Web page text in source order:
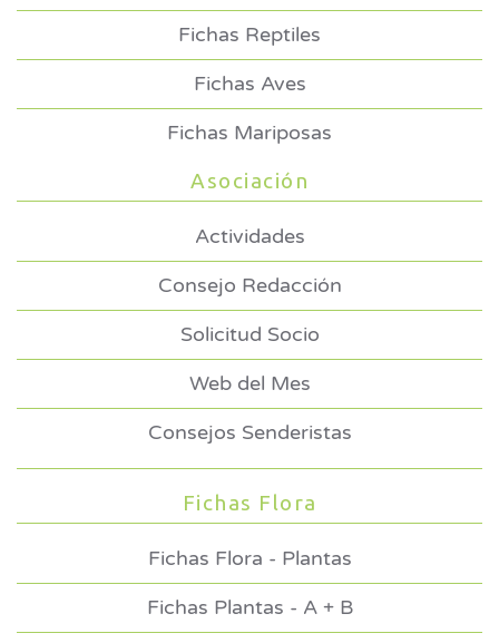
Fichas Reptiles
Fichas Aves
Fichas Mariposas
Asociación
Actividades
Consejo Redacción
Solicitud Socio
Web del Mes
Consejos Senderistas
Fichas Flora
Fichas Flora - Plantas
Fichas Plantas - A + B